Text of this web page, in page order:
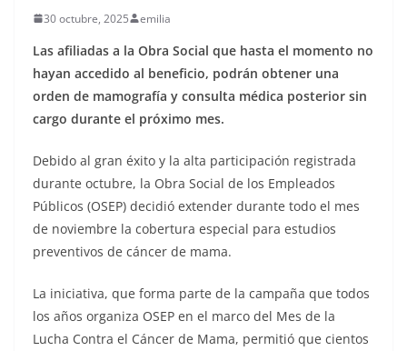
30 octubre, 2025 emilia
Las afiliadas a la Obra Social que hasta el momento no
hayan accedido al beneficio, podrán obtener una
orden de mamografía y consulta médica posterior sin
cargo durante el próximo mes.
Debido al gran éxito y la alta participación registrada
durante octubre, la Obra Social de los Empleados
Públicos (OSEP) decidió extender durante todo el mes
de noviembre la cobertura especial para estudios
preventivos de cáncer de mama.
La iniciativa, que forma parte de la campaña que todos
los años organiza OSEP en el marco del Mes de la
Lucha Contra el Cáncer de Mama, permitió que cientos